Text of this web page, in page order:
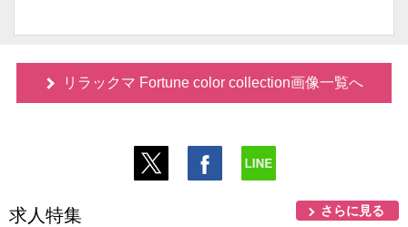
リラックマ Fortune color collection画像一覧へ
求人特集 さらに見る